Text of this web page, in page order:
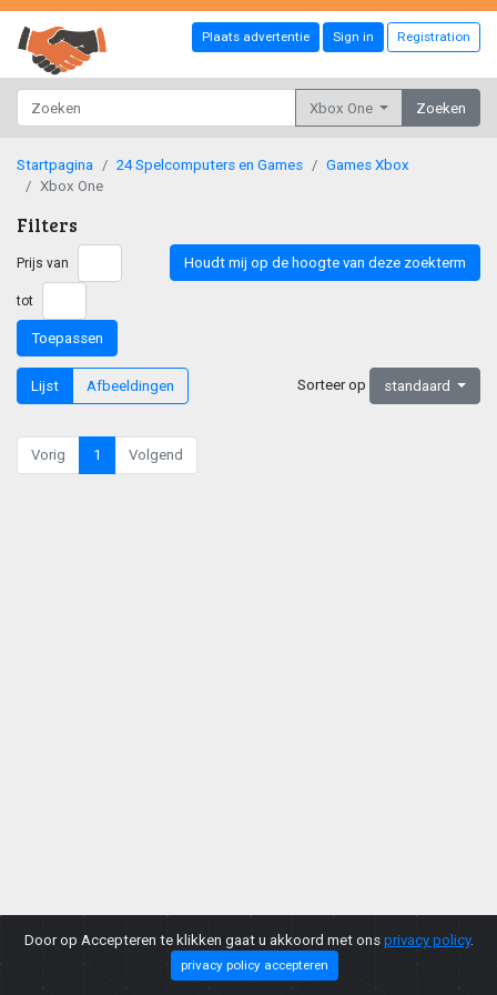
Plaats advertentie Sign in Registration
Xbox One Zoeken
Startpagina 24 Spelcomputers en Games
Games Xbox
Xbox One
Filters
Houdt mij op de hoogte van deze zoekterm
Prijs van
tot
Toepassen
Lijst Afbeeldingen Sorteer op standaard
Vorig 1 Volgend
Copyright © 2026 |Privacy Policy
Door op Accepteren te klikken gaat u akkoord met ons privacy policy.
privacy policy accepteren